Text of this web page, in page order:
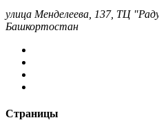
улица Менделеева, 137, ТЦ
Башкортостан
Страницы